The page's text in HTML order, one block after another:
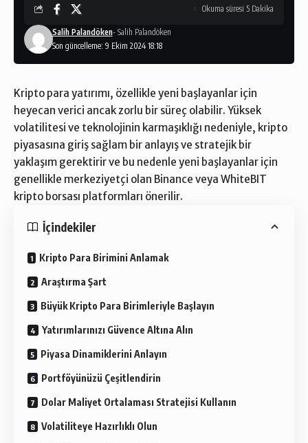
Son güncelleme: 9 Ekim 2024 18:18
Salih Palandöken- Salih Palandöken
Okuma süresi 5 Dakika
Kripto para yatırımı, özellikle yeni başlayanlar için
heyecan verici ancak zorlu bir süreç olabilir. Yüksek
volatilitesi ve teknolojinin karmaşıklığı nedeniyle, kripto
piyasasına giriş sağlam bir anlayış ve stratejik bir
yaklaşım gerektirir ve bu nedenle yeni başlayanlar için
genellikle merkeziyetçi olan Binance veya WhiteBIT
kripto borsası platformları önerilir.
İçindekiler
Kripto Para Birimini Anlamak
Araştırma Şart
Büyük Kripto Para Birimleriyle Başlayın
Yatırımlarınızı Güvence Altına Alın
Piyasa Dinamiklerini Anlayın
Portföyünüzü Çeşitlendirin
Dolar Maliyet Ortalaması Stratejisi Kullanın
Volatiliteye Hazırlıklı Olun